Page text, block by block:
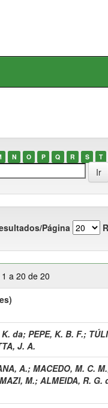
N O P Q R S T
Página
a 20 de 20
K. da; PEPE, K. B. F.;
J. A.
A.; MACEDO, M. C. M.
M.; ALMEIDA, R. G.